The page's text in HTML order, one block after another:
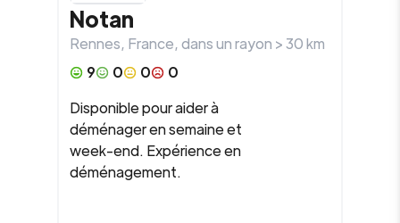
Notan
Rennes, France, dans un rayon >30km
9
0 0
0
Disponible pour aider à
déménager en semaine et
week-end. Expérience en
déménagement.